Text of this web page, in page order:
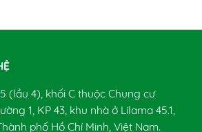
(lầu 4), khối C thuộc Chung cư
1, KP 43, khu nhà ở Lilama 45.1,
phố Hồ Chí Minh, Việt Nam.